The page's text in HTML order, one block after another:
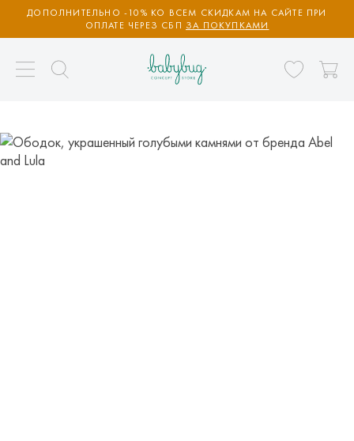
ДОПОЛНИТЕЛЬНО -10% КО ВСЕМ СКИДКАМ НА САЙТЕ ПРИ
ОПЛАТЕ ЧЕРЕЗ СБП ЗА ПОКУПКАМИ